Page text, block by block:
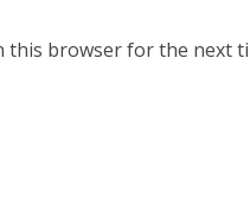
this browser for the next